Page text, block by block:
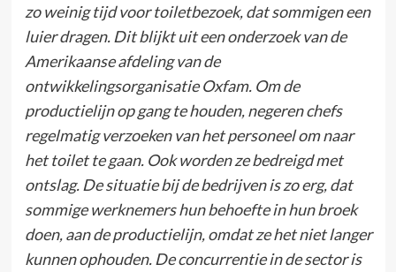
zo weinig tijd voor toiletbezoek, dat sommigen een
luier dragen. Dit blijkt uit een onderzoek van de
Amerikaanse afdeling van de
ontwikkelingsorganisatie Oxfam. Om de
productielijn op gang te houden, negeren chefs
regelmatig verzoeken van het personeel om naar
het toilet te gaan. Ook worden ze bedreigd met
ontslag. De situatie bij de bedrijven is zo erg, dat
sommige werknemers hun behoefte in hun broek
doen, aan de productielijn, omdat ze het niet langer
kunnen ophouden. De concurrentie in de sector is